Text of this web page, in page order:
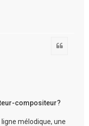
compositeur?
mélodique, une